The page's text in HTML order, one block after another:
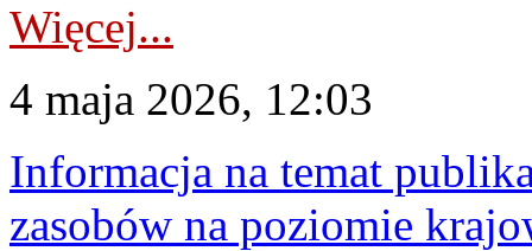
Więcej...
4 maja 2026, 12:03
Informacja na temat
zasobów na poziomie